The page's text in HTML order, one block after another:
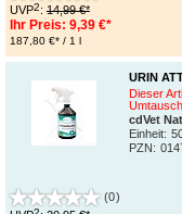
UVP2: 14,99 €*
Ihr Preis: 9,39 €*
187,80 €* / 1 l
URIN
Dieser
cdVet
Einheit:
PZN:
(0)